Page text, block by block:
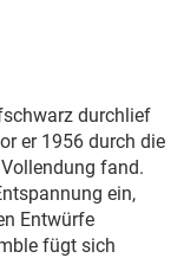
durchlief
er 1956 durch die
fand.
ein,
Entwürfe
fügt sich